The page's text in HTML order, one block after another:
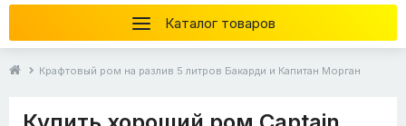
Каталог товаров
Крафтовый ром на разлив 5 литров Бакарди и Капитан Морган